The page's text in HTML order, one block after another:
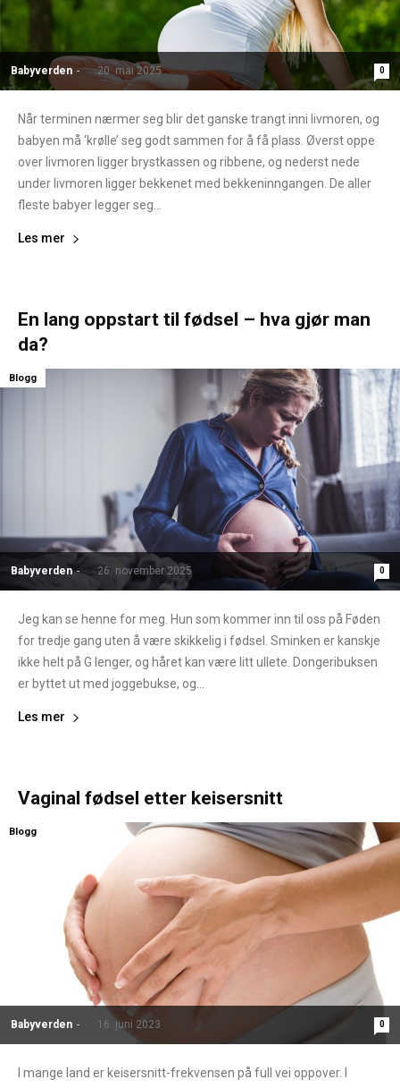
Babyverden - 20. mai 2025 0
Når terminen nærmer seg blir det ganske trangt inni livmoren, og
babyen må ‘krølle’ seg godt sammen for å få plass. Øverst oppe
over livmoren ligger brystkassen og ribbene, og nederst nede
under livmoren ligger bekkenet med bekkeninngangen. De aller
fleste babyer legger seg...
Les mer
En lang oppstart til fødsel – hva gjør man
da?
Babyverden - 26. november 2025 0
Blogg
Jeg kan se henne for meg. Hun som kommer inn til oss på Føden
for tredje gang uten å være skikkelig i fødsel. Sminken er kanskje
ikke helt på G lenger, og håret kan være litt ullete. Dongeribuksen
er byttet ut med joggebukse, og...
Les mer
Vaginal fødsel etter keisersnitt
Babyverden - 16. juni 2023 0
Blogg
I mange land er keisersnitt-frekvensen på full vei oppover. I